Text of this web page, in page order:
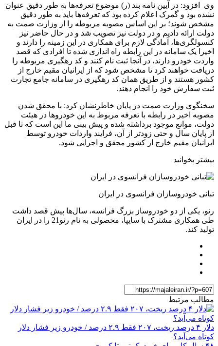
وی افزود: در آیین نامه بند (ر) موضوع تعرفه‌ها به طور دقیق عنوان
نشده بود و گمرک اعلام کرده بود که تعرفه‌ها باید به طور دقیق
مشخص شوند؛ بر این اساس مصوبه مربوطه را از وزارت صمت به
دولت ارائه دادیم و در دولت نیز تصویب شد و در حال حاضر نیز
کنسولگری‌ها، آمادگی لازم برای همکاری در این زمینه را دارند و
اخیرا یک سامانه در این رابطه راه اندازی شده تا افرادی که قصد
واردت خودرو دارند، در آنجا ثبت نام کنند و کد رهگیری مربوطه را
دریافت خواهند کرد تا مشخص شود که از ایرانیان مقیم خارج از
کشور هستند و از طریق همان کد رهگیری در سامانه جامع تجارت
ثبت سفارش خود را انجام دهند.
سخنگوی وزارت صمت در پایان خاطرنشان کرد: با محقق شدن
مصوبه اخیر در رابطه با تعرفه مربوط به این خودروها در هیئت
دولت، موانع موجود برداشته شده و پیش بینی ما این است که تا قبل
از پایان سال و حتی زودتر از آن، فرایند واردات خودرو توسط
ایرانیان مقیم خارج از کشور محقق و اجرایی شود.
بیشتر بخوانید
تبانی خودروسازان فرانسوی در ایران
رنو، یکی از دو خودروساز بزرگ فرانسه، سال‌ها پیش قصد داشت
طی همکاری مشترک با سایپا، محصولی به نام رنو21 را در ایران
تولید کند.
مطالب مرتبط
دلار ۴ درصد ریخت، ۲۰۷ فقط ۲.۹ درصد / خودرو زیر فشار دلار
کوتاه می‌آید؟